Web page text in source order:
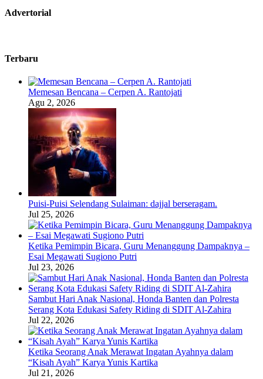
Advertorial
Terbaru
Memesan Bencana – Cerpen A. Rantojati
Agu 2, 2026
Puisi-Puisi Selendang Sulaiman: dajjal berseragam.
Jul 25, 2026
Ketika Pemimpin Bicara, Guru Menanggung Dampaknya –
Esai Megawati Sugiono Putri
Jul 23, 2026
Sambut Hari Anak Nasional, Honda Banten dan Polresta
Serang Kota Edukasi Safety Riding di SDIT Al-Zahira
Jul 22, 2026
Ketika Seorang Anak Merawat Ingatan Ayahnya dalam
“Kisah Ayah” Karya Yunis Kartika
Jul 21, 2026